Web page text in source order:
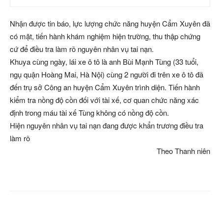
Nhận được tin báo, lực lượng chức năng huyện Cẩm Xuyên đã
có mặt, tiến hành khám nghiệm hiện trường, thu thập chứng
cứ để điều tra làm rõ nguyên nhân vụ tai nạn.
Khuya cùng ngày, lái xe ô tô là anh Bùi Mạnh Tùng (33 tuổi,
ngụ quận Hoàng Mai, Hà Nội) cùng 2 người đi trên xe ô tô đã
đến trụ sở Công an huyện Cẩm Xuyên trình diện. Tiến hành
kiểm tra nồng độ cồn đối với tài xế, cơ quan chức năng xác
định trong máu tài xế Tùng không có nồng độ cồn.
Hiện nguyên nhân vụ tai nạn đang được khẩn trương điều tra
làm rõ
Theo Thanh niên